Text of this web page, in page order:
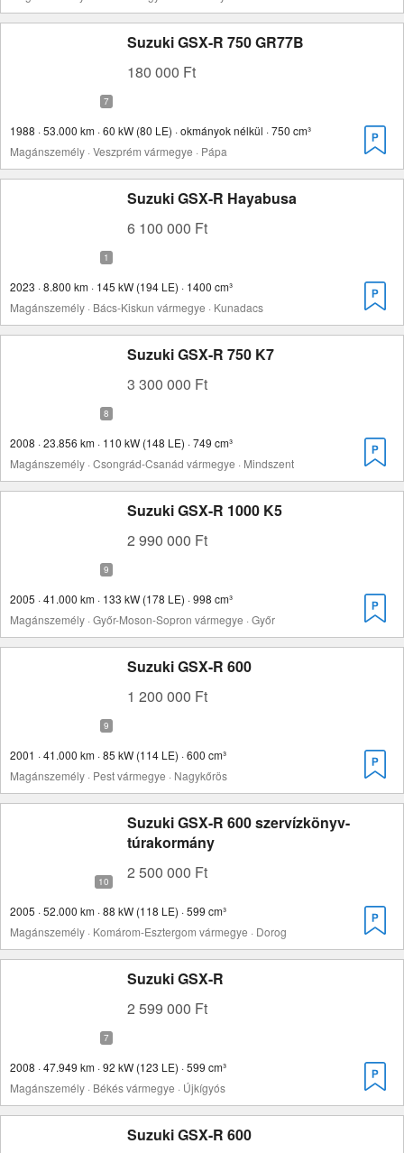
Suzuki GSX-R 750 GR77B
180 000 Ft
1988 · 53.000 km · 60 kW (80 LE) · okmányok nélkül · 750 cm³
Magánszemély · Veszprém vármegye · Pápa
Suzuki GSX-R Hayabusa
6 100 000 Ft
2023 · 8.800 km · 145 kW (194 LE) · 1400 cm³
Magánszemély · Bács-Kiskun vármegye · Kunadacs
Suzuki GSX-R 750 K7
3 300 000 Ft
2008 · 23.856 km · 110 kW (148 LE) · 749 cm³
Magánszemély · Csongrád-Csanád vármegye · Mindszent
Suzuki GSX-R 1000 K5
2 990 000 Ft
2005 · 41.000 km · 133 kW (178 LE) · 998 cm³
Magánszemély · Győr-Moson-Sopron vármegye · Győr
Suzuki GSX-R 600
1 200 000 Ft
2001 · 41.000 km · 85 kW (114 LE) · 600 cm³
Magánszemély · Pest vármegye · Nagykőrös
Suzuki GSX-R 600 szervízkönyv-
túrakormány
2 500 000 Ft
2005 · 52.000 km · 88 kW (118 LE) · 599 cm³
Magánszemély · Komárom-Esztergom vármegye · Dorog
Suzuki GSX-R
2 599 000 Ft
2008 · 47.949 km · 92 kW (123 LE) · 599 cm³
Magánszemély · Békés vármegye · Újkígyós
Suzuki GSX-R 600